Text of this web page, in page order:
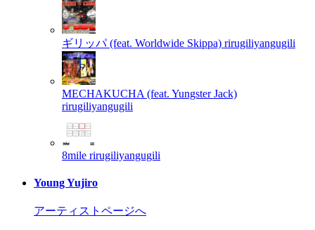
ギリッパ (feat. Worldwide Skippa) rirugiliyangugili
MECHAKUCHA (feat. Yungster Jack)
rirugiliyangugili
8mile rirugiliyangugili
Young Yujiro
アーティストページへ